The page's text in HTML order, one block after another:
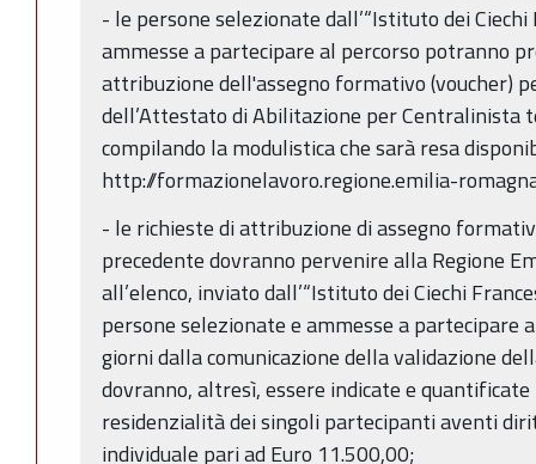
- le persone selezionate dall’“Istituto dei Ciechi
ammesse a partecipare al percorso potranno
attribuzione dell'assegno formativo (voucher)
dell’Attestato di Abilitazione per Centralinista
compilando la modulistica che sarà resa
http://formazionelavoro.regione.emilia-
- le richieste di attribuzione di assegno
precedente dovranno pervenire alla Regione
all’elenco, inviato dall’“Istituto dei Ciechi
persone selezionate e ammesse a partecipare
giorni dalla comunicazione della validazione
dovranno, altresì, essere indicate e
residenzialità dei singoli partecipanti aventi
individuale pari ad Euro 11.500,00;